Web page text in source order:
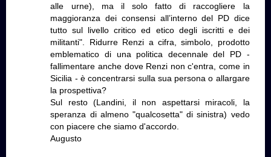
alle urne), ma il solo fatto di raccogliere la
maggioranza dei consensi all’interno del PD dice
tutto sul livello critico ed etico degli iscritti e dei
militanti". Ridurre Renzi a cifra, simbolo, prodotto
emblematico di una politica decennale del PD -
fallimentare anche dove Renzi non c'entra, come in
Sicilia - è concentrarsi sulla sua persona o allargare
la prospettiva?
Sul resto (Landini, il non aspettarsi miracoli, la
speranza di almeno "qualcosetta" di sinistra) vedo
con piacere che siamo d'accordo.
Augusto